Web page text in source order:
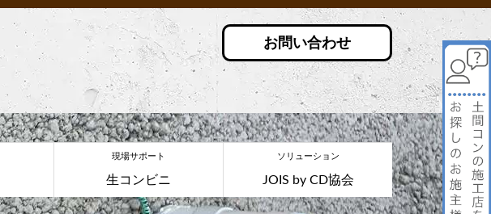
お問い合わせ
現場サポート
生コンビニ
ソリューション
JOIS by CD協会